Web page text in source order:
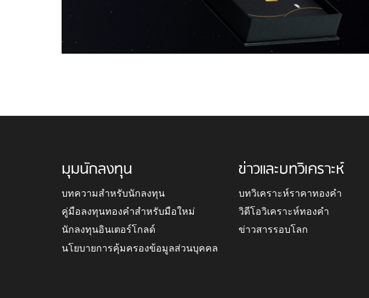
มุมนักลงทุน
บทความสำหรับนักลงทุน
คู่มือลงทุนทองคำสำหรับมือใหม่
นักลงทุนอินเตอร์โกลด์
นโยบายการคุ้มครองข้อมูลส่วนบุคคล
ข่าวและบทวิเคราะห์
บทวิเคราะห์ราคาทองคำ
วิดีโอวิเคราะห์ทองคำ
ข่าวสารรอบโลก